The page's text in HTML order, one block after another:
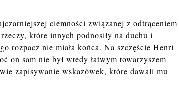
ciemności związanej z odtrąceniem
które innych podnosiły na duchu i
rozpacz nie miała końca. Na szczęście Henri
on sam nie był wtedy łatwym towarzyszem
zapisywanie wskazówek, które dawali mu